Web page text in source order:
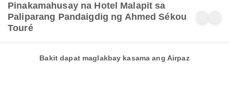
Pinakamahusay na Hotel Malapit sa
Paliparang Pandaigdig ng Ahmed Sékou
Touré
Bakit dapat maglakbay kasama ang Airpaz